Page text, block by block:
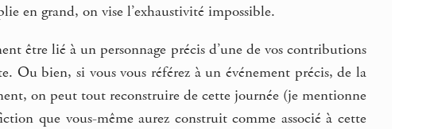
en grand, on vise l’exhaustivité impossible.
être lié à un personnage précis d’une de vos contributions
Ou bien, si vous vous référez à un événement précis, de la
on peut tout reconstruire de cette journée (je mentionne
que vous-même aurez construit comme associé à cette